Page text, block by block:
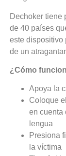
Dechoker tiene
de 40 países
este dispositivo
de un
¿Cómo
Apoya la
Coloque
en cuenta
lengua
Presiona
la víctima